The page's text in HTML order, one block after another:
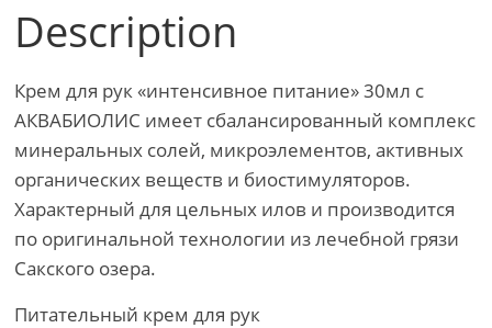
Description
Крем для рук «интенсивное питание» 30мл с
АКВАБИОЛИС имеет сбалансированный комплекс
минеральных солей, микроэлементов, активных
органических веществ и биостимуляторов.
Характерный для цельных илов и производится
по оригинальной технологии из лечебной грязи
Сакского озера.
Питательный крем для рук